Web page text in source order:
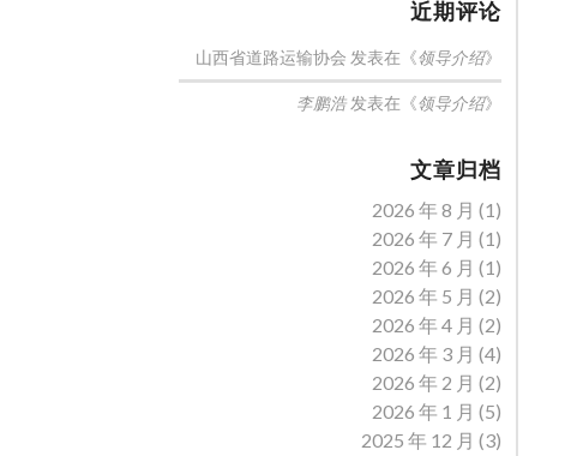
近期评论
山西省道路运输协会 发表在《领导介绍》
李鹏浩发表在《领导介绍》
文章归档
2026 年 8 月 (1)
2026 年 7 月 (1)
2026 年 6 月 (1)
2026 年 5 月 (2)
2026 年 4 月 (2)
2026 年 3 月 (4)
2026 年 2 月 (2)
2026 年 1 月 (5)
2025 年 12 月 (3)